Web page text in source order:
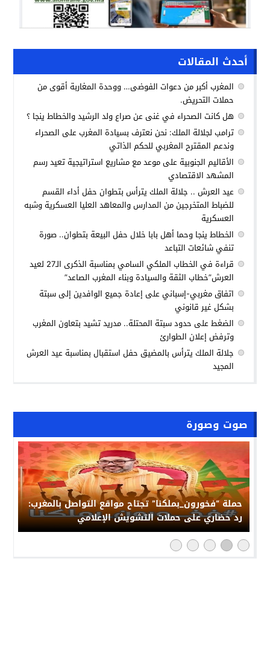
صوت وصورة
حملة “فخورون_بملكنا” تجتاح مواقع التواصل بالمغرب:
رد حضاري على حملات التشويش الإعلامي
أحدث المقالات
المغرب أكبر من دعوات الفوضى… ووحدة المغاربة أقوى من
حملات التحريض.
هل كانت الصحراء في غنى عن صراع ولد الرشيد والخطاط ينجا ؟
ترامب لجلالة الملك: نحن نعترف بسيادة المغرب على الصحراء
وندعم المقترح المغربي للحكم الذاتي
الأقاليم الجنوبية على موعد مع مشاريع استراتيجية تعيد رسم
المشهد الاقتصادي
عيد العرش .. جلالة الملك يترأس بتطوان حفل أداء القسم
للضباط المتخرجين من المدارس والمعاهد العليا العسكرية وشبه
العسكرية
الخطاط ينجا وحما أهل بابا خلال حفل البيعة بتطوان.. صورة
تنفي شائعات التباعد
قراءة في الخطاب الملكي السامي بمناسبة الذكرى الـ27 لعيد
العرش”خطاب الثقة والسيادة وبناء المغرب الصاعد”
اتفاق مغربي-إسباني على إعادة جميع الوافدين إلى سبتة
بشكل غير قانوني
الضغط على حدود سبتة المحتلة.. مدريد تشيد بتعاون المغرب
وترفض إعلان الطوارئ
جلالة الملك يترأس بالمضيق حفل استقبال بمناسبة عيد العرش
المجيد